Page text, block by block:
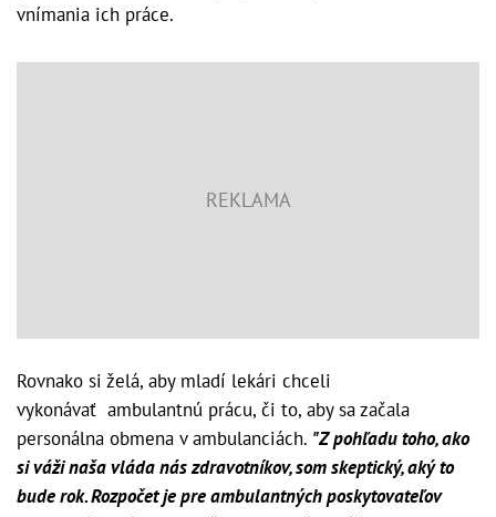
vnímania ich práce.
Rovnako si želá, aby mladí lekári chceli
vykonávať ambulantnú prácu, či to, aby sa začala
personálna obmena v ambulanciách. "Z pohľadu toho, ako
si váži naša vláda nás zdravotníkov, som skeptický, aký to
bude rok. Rozpočet je pre ambulantných poskytovateľov